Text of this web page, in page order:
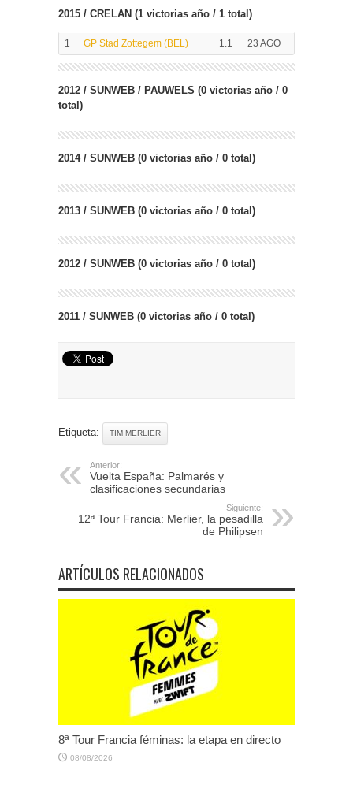
2015 / CRELAN (1 victorias año / 1 total)
1 GP Stad Zottegem (BEL) 1.1 23 AGO
2012 / SUNWEB / PAUWELS (0 victorias año / 0
total)
2014 / SUNWEB (0 victorias año / 0 total)
2013 / SUNWEB (0 victorias año / 0 total)
2012 / SUNWEB (0 victorias año / 0 total)
2011 / SUNWEB (0 victorias año / 0 total)
Etiqueta: TIM MERLIER
Anterior:
Vuelta España: Palmarés y
clasificaciones secundarias
Siguiente:
12ª Tour Francia: Merlier, la pesadilla
de Philipsen
ARTÍCULOS RELACIONADOS
8ª Tour Francia féminas: la etapa en directo
08/08/2026